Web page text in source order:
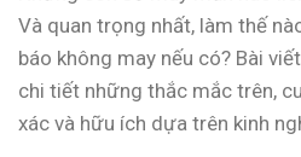
Và quan trọng nhất, làm thế
báo không may nếu có? Bài
chi tiết những thắc mắc trên,
xác và hữu ích dựa trên kinh